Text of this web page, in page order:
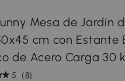
Mesa de Jardín
cm con Estante
de Acero Carga 30
5
(8)